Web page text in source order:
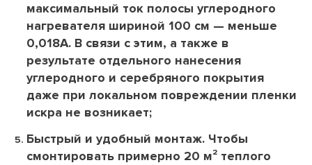
максимальный ток полосы углеродного
нагревателя шириной 100 см — меньше
0,018А. В связи с этим, а также в
результате отдельного нанесения
углеродного и серебряного покрытия
даже при локальном повреждении пленки
искра не возникает;
Быстрый и удобный монтаж. Чтобы
смонтировать примерно 20 м² теплого